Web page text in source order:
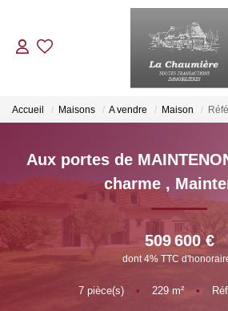
ACHETER
LOUER
ESTIMER
NOS BIENS
NOTRE
Accueil Maisons A vendre Maison
Aux portes de
charme ,
509 600 €
dont 4% TTC
7 pièce(s) • 229 m² •